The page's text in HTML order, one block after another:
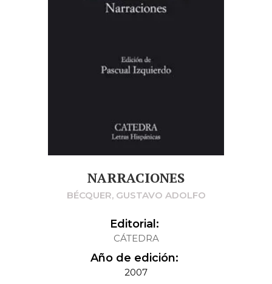
NARRACIONES
BÉCQUER, GUSTAVO ADOLFO
Editorial:
CÁTEDRA
Año de edición:
2007